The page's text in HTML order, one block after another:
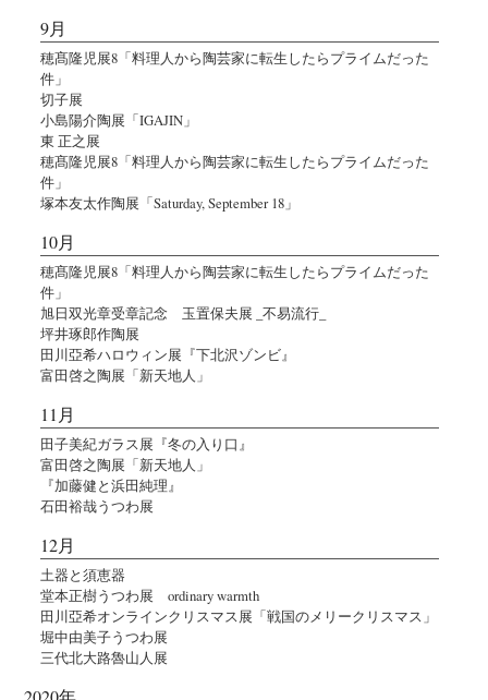
9月
穂髙隆児展8「料理人から陶芸家に転生したらプライムだった
件」
切子展
小島陽介陶展「IGAJIN」
東 正之展
穂髙隆児展8「料理人から陶芸家に転生したらプライムだった
件」
塚本友太作陶展「Saturday, September 18」
10月
穂髙隆児展8「料理人から陶芸家に転生したらプライムだった
件」
旭日双光章受章記念 玉置保夫展 _不易流行_
坪井琢郎作陶展
田川亞希ハロウィン展『下北沢ゾンビ』
富田啓之陶展「新天地人」
11月
田子美紀ガラス展『冬の入り口』
富田啓之陶展「新天地人」
『加藤健と浜田純理』
石田裕哉うつわ展
12月
土器と須恵器
堂本正樹うつわ展 ordinary warmth
田川亞希オンラインクリスマス展「戦国のメリークリスマス」
堀中由美子うつわ展
三代北大路魯山人展